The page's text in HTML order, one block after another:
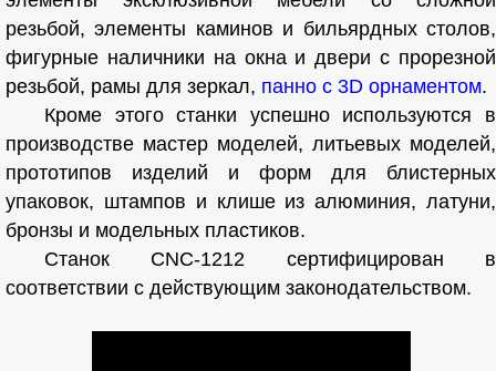
резьбой, элементы каминов и бильярдных столов,
фигурные наличники на окна и двери с прорезной
резьбой, рамы для зеркал, панно с 3D орнаментом.
Кроме этого станки успешно используются в
производстве мастер моделей, литьевых моделей,
прототипов изделий и форм для блистерных
упаковок, штампов и клише из алюминия, латуни,
бронзы и модельных пластиков.
Станок CNC-1212 сертифицирован в
соответствии с действующим законодательством.